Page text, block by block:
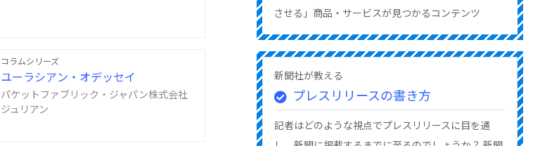
コラムシリーズ
ユーラシアン・オデッセイ
パケットファブリック・ジャパン株式会社
ジュリアン
させる」商品・サービスが見つかるコンテンツ
新聞社が教える
プレスリリースの書き方
記者はどのような視点でプレスリリースに目を通